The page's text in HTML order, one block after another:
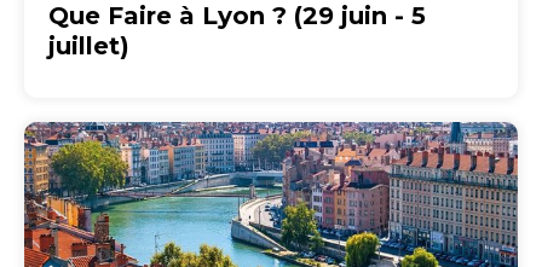
Que Faire à Lyon ? (29 juin - 5
juillet)